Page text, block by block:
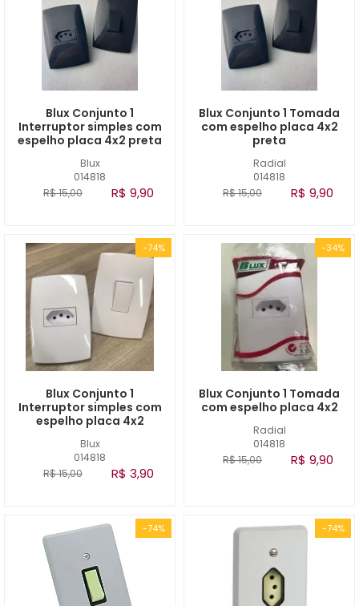
Blux
014818
Blux Conjunto 1
Interruptor simples com
espelho placa 4x2 preta
R$ 15,00 R$ 9,90
Radial
014818
Blux Conjunto 1 Tomada
com espelho placa 4x2
preta
R$ 15,00 R$ 9,90
-74%
Blux
014818
Blux Conjunto 1
Interruptor simples com
espelho placa 4x2
R$ 15,00 R$ 3,90
-34%
Radial
014818
Blux Conjunto 1 Tomada
com espelho placa 4x2
R$ 15,00 R$ 9,90
-74% -74%